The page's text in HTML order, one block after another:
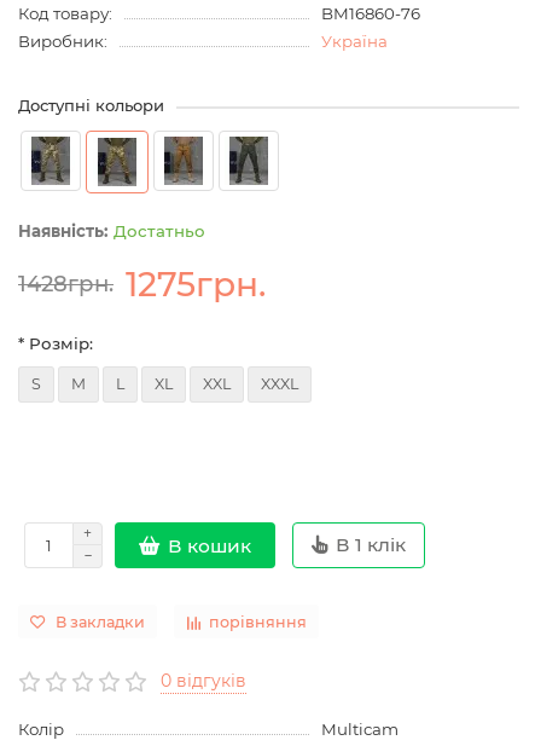
Код товару:
BM16860-76
Виробник:
Україна
Доступні кольори
Достатньо
1428грн. 1275грн.
* Розмір:
S M L XL XXL XXXL
В кошик В 1 клік
В закладки порівняння
0 відгуків
Колір
Multicam